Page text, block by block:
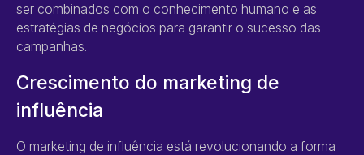
ser combinados com o conhecimento humano e as
estratégias de negócios para garantir o sucesso das
campanhas.
Crescimento do marketing de
influência
O marketing de influência está revolucionando a forma